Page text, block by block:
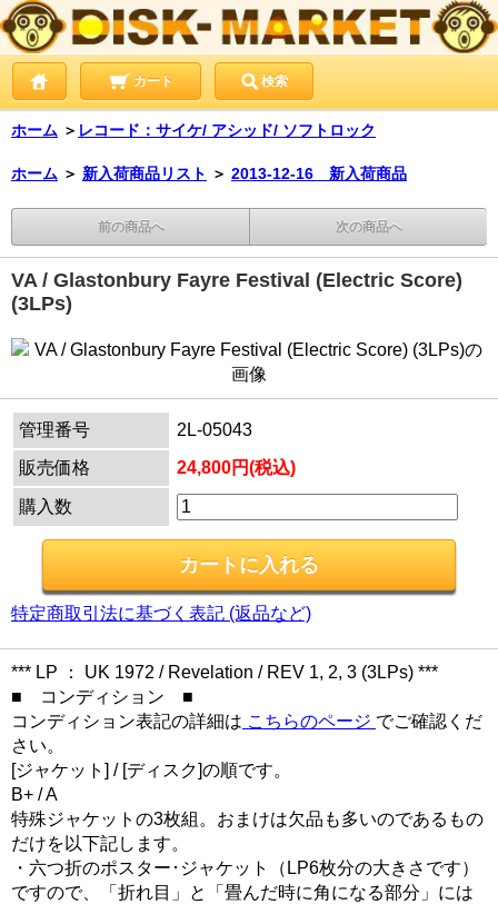
カート 検索
ホーム ＞ レコード：サイケ/ アシッド/ ソフトロック
ホーム ＞ 新入荷商品リスト ＞ 2013-12-16 新入荷商品
前の商品へ 次の商品へ
VA / Glastonbury Fayre Festival (Electric Score)
(3LPs)
管理番号
2L-05043
販売価格
24,800円(税込)
購入数
特定商取引法に基づく表記 (返品など)
*** LP ： UK 1972 / Revelation / REV 1, 2, 3 (3LPs) ***
■ コンディション ■
コンディション表記の詳細は こちらのページ でご確認くだ
さい。
[ジャケット] / [ディスク]の順です。
B+ / A
特殊ジャケットの3枚組。おまけは欠品も多いのであるもの
だけを以下記します。
・六つ折のポスター･ジャケット（LP6枚分の大きさです）
ですので、「折れ目」と「畳んだ時に角になる部分」には